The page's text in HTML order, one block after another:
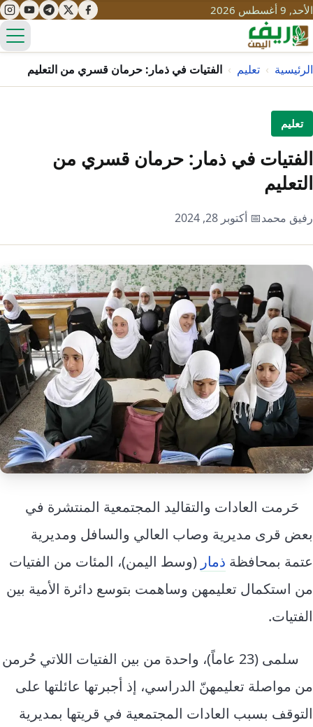
الأحد, 9 أغسطس 2026
تعليم
مياه
تنمية
قصص نجاح
سياحة
تراث
ثقافة
التغير المناخي
التلوث
حلول
إرشاد زراعي
نساء
قضايا
معيشة
قصة
انفوجرافيك
قصص رقمية
تقارير صور
فيديو
الرئيسية › تعليم › الفتيات في ذمار: حرمان قسري من التعليم
تعليم
الفتيات في ذمار: حرمان قسري من
التعليم
رفيق محمد📅 أكتوبر 28, 2024
حَرمت العادات والتقاليد المجتمعية المنتشرة في
بعض قرى مديرية وصاب العالي والسافل ومديرية
عتمة بمحافظة ذمار (وسط اليمن)، المئات من الفتيات
من استكمال تعليمهن وساهمت بتوسع دائرة الأمية بين
الفتيات.
سلمى (23 عاماً)، واحدة من بين الفتيات اللاتي حُرمن
من مواصلة تعليمهنّ الدراسي، إذ أجبرتها عائلتها على
التوقف بسبب العادات المجتمعية في قريتها بمديرية